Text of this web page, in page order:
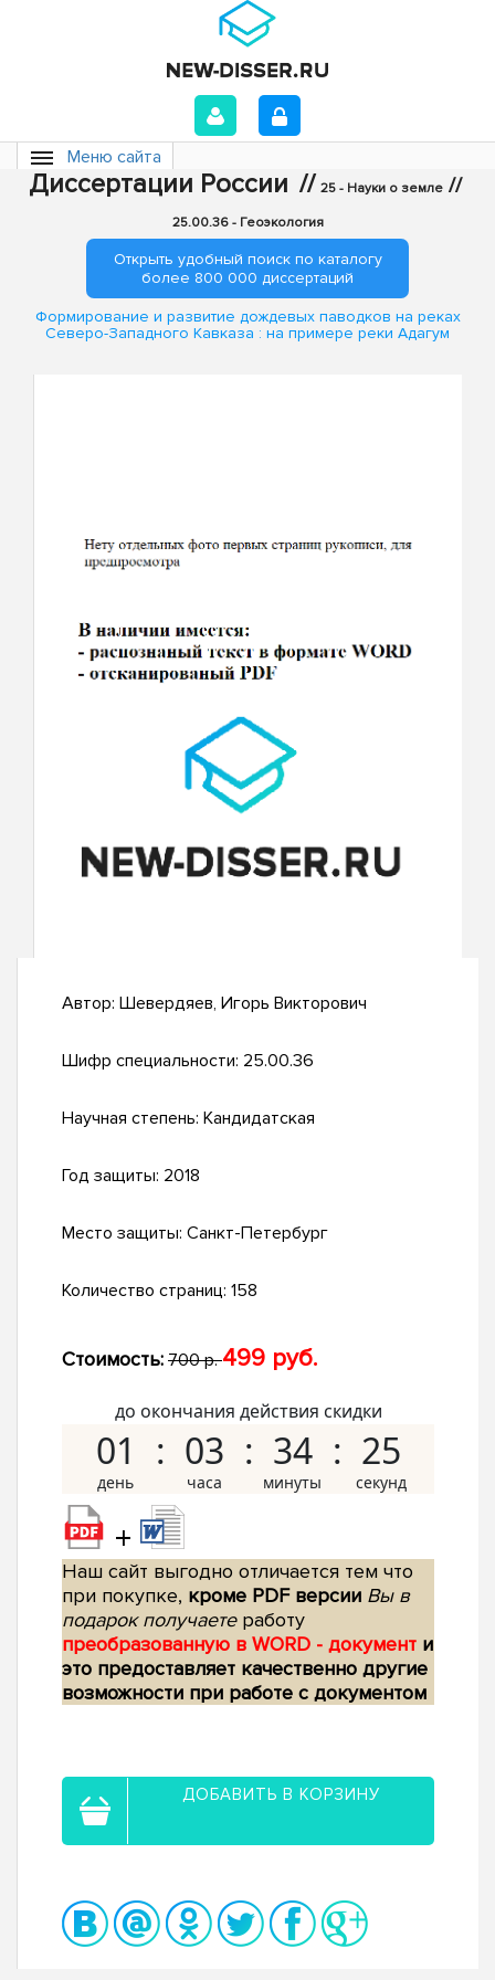
Меню сайта
Диссертации России // 25 - Науки о земле //
25.00.36 - Геоэкология
Открыть удобный поиск по каталогу
более 800 000 диссертаций
Формирование и развитие дождевых паводков на реках
Северо-Западного Кавказа : на примере реки Адагум
Автор: Шевердяев, Игорь Викторович
Шифр специальности: 25.00.36
Научная степень: Кандидатская
Год защиты: 2018
Место защиты: Санкт-Петербург
Количество страниц: 158
Стоимость: 700 р.499 руб.
до окончания действия скидки
01 03 34 24
+
Наш сайт выгодно отличается тем что
при покупке, кроме PDF версии Вы в
подарок получаетеработу
преобразованную в WORD - документ и
это предоставляет качественно другие
возможности при работе с документом
ДОБАВИТЬ В КОРЗИНУ